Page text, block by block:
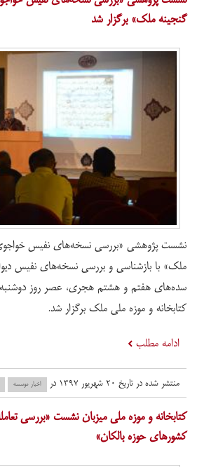
گنجینه ملک» برگزار شد
نشست پژوهشی «بررسی نسخه‌های نفیس خواجوی
ملک» با بازشناسی و بررسی نسخه‌های نفیس
کتابخانه و موزه ملی ملک برگزار شد.
ادامه مطلب
منتشر شده در تاریخ ۲۰ شهریور ۱۳۹۷ در اخبار موسسه
​کتابخانه و موزه ملی میزبان نشست «بررسی
کشورهای حوزه بالکان»